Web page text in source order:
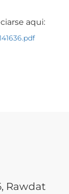
aqui:
Rawdat